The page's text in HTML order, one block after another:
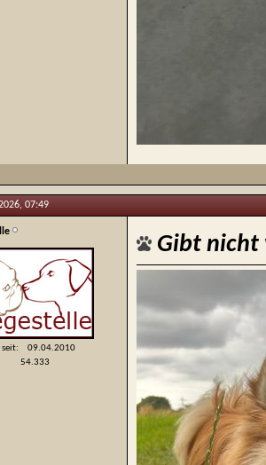
07:49
seit
09.04.2010
54.333
Gibt nicht